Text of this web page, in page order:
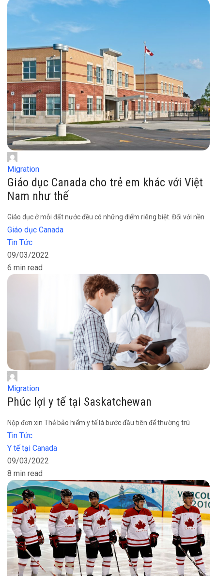
Migration
Giáo dục Canada cho trẻ em khác với Việt
Nam như thế
Giáo dục ở mỗi đất nước đều có những điểm riêng biệt. Đối với nền
Giáo dục Canada
Tin Tức
09/03/2022
6 min read
Migration
Phúc lợi y tế tại Saskatchewan
Nộp đơn xin Thẻ bảo hiểm y tế là bước đầu tiên để thường trú
Tin Tức
Y tế tại Canada
09/03/2022
8 min read